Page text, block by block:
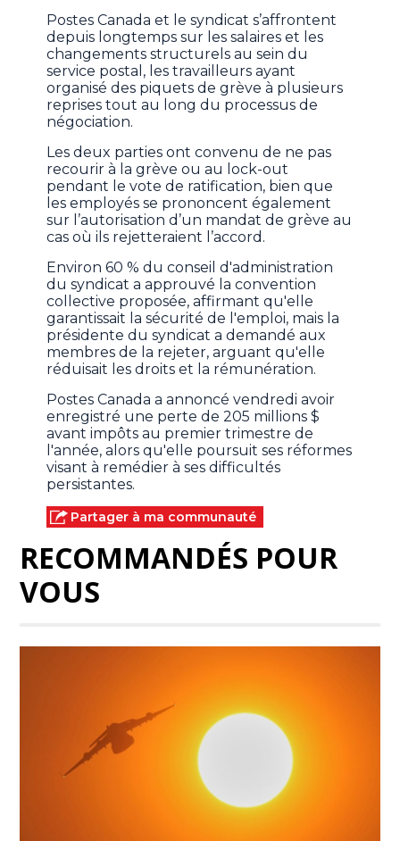
Postes Canada et le syndicat s’affrontent
depuis longtemps sur les salaires et les
changements structurels au sein du
service postal, les travailleurs ayant
organisé des piquets de grève à plusieurs
reprises tout au long du processus de
négociation.
Les deux parties ont convenu de ne pas
recourir à la grève ou au lock-out
pendant le vote de ratification, bien que
les employés se prononcent également
sur l’autorisation d’un mandat de grève au
cas où ils rejetteraient l’accord.
Environ 60 % du conseil d'administration
du syndicat a approuvé la convention
collective proposée, affirmant qu'elle
garantissait la sécurité de l'emploi, mais la
présidente du syndicat a demandé aux
membres de la rejeter, arguant qu'elle
réduisait les droits et la rémunération.
Postes Canada a annoncé vendredi avoir
enregistré une perte de 205 millions $
avant impôts au premier trimestre de
l'année, alors qu'elle poursuit ses réformes
visant à remédier à ses difficultés
persistantes.
Partager à ma communauté
RECOMMANDÉS POUR
VOUS